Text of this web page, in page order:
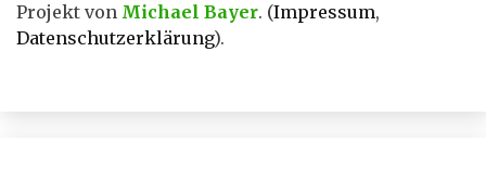
Projekt von Michael Bayer. (Impressum,
Datenschutzerklärung).